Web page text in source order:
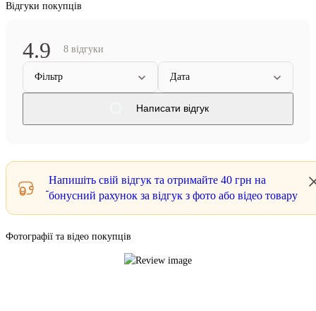
Відгуки покупців
4.9 8 відгуки
Фільтр Дата
Написати відгук
Напишіть свій відгук та отримайте 40 грн на
бонусний рахунок за відгук з фото або відео товару
Фотографії та відео покупців